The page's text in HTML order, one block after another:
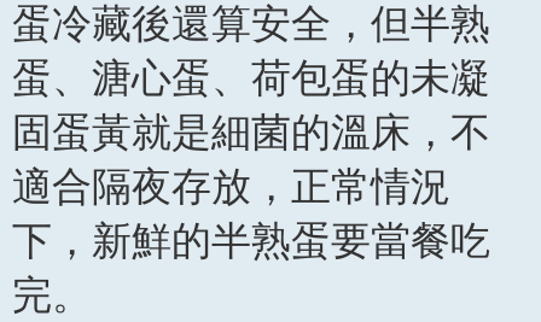
蛋冷藏後還算安全，但半熟
蛋、溏心蛋、荷包蛋的未凝
固蛋黃就是細菌的溫床，不
適合隔夜存放，正常情況
下，新鮮的半熟蛋要當餐吃
完。